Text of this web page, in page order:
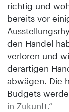
richtig und
bereits vor
den Handel
verloren und
derartigen
abwägen. Die
Budgets
in Zukunft.“